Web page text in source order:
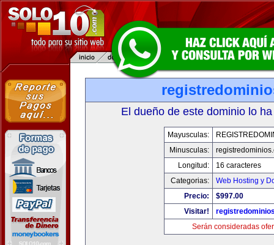
El dueño de este dominio lo
Mayusculas:
Minusculas:
Longitud:
16 caracteres
Categorias:
Web Hosting y
Precio:
$997.00
Visitar!
Serán consideradas